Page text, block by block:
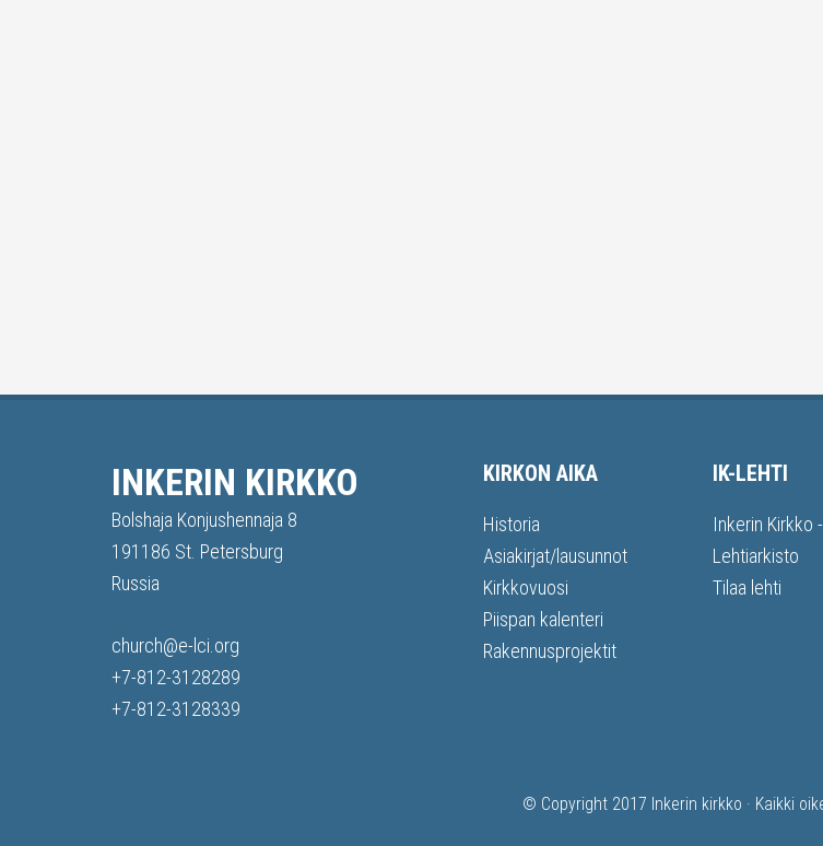
INKERIN KIRKKO
Bolshaja Konjushennaja 8
191186 St. Petersburg
Russia
church@e-lci.org
+7-812-3128289
+7-812-3128339
KIRKON AIKA
Historia
Asiakirjat/lausunnot
Kirkkovuosi
Piispan kalenteri
Rakennusprojektit
IK-LEHTI
Inkerin Kirkko
Lehtiarkisto
Tilaa lehti
© Copyright 2017 Inkerin kirkko · Kaikki